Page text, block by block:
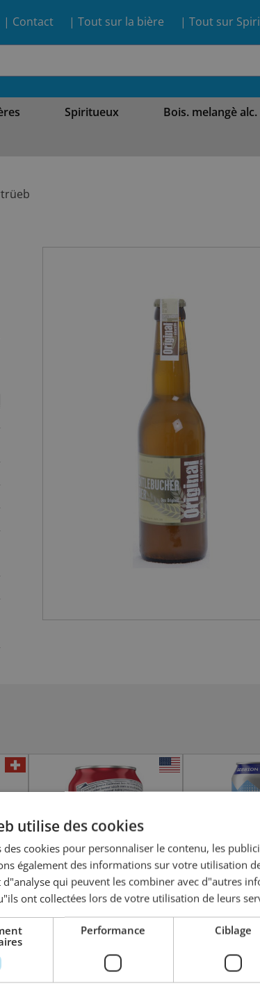
| Contact | Tout sur la bière | Tout sur
Spiritueux Bois. melangè alc.
Budweiser USA
incl. TVA
Docteur Gab's
incl. TVA
utilise des cookies
des cookies pour personnaliser le contenu, les
également des informations sur votre utilisation
qui peuvent les combiner avec d"autres
ont collectées lors de votre utilisation de leurs
Performance Ciblage